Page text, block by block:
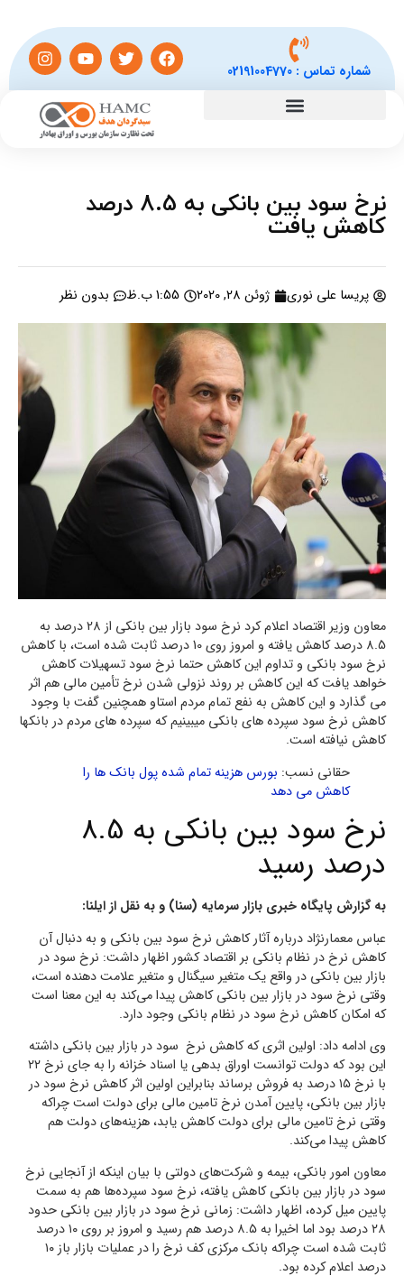
شماره تماس :02191004770
نرخ سود بین بانکی به 8.5 درصد
کاهش یافت
پریسا علی نوری ژوئن 28, 2020 1:55 ب.ظ بدون نظر
معاون وزیر اقتصاد اعلام کرد نرخ سود بازار بین بانکی از 28 درصد به
8.5 درصد کاهش یافته و امروز روی 10 درصد ثابت شده است، با کاهش
نرخ سود بانکی و تداوم این کاهش حتما نرخ سود تسهیلات کاهش
خواهد یافت که این کاهش بر روند نزولی شدن نرخ تأمین مالی هم اثر
می گذارد و این کاهش به نفع تمام مردم استاو همچنین گفت با وجود
کاهش نرخ سود سپرده های بانکی میبینیم که سپرده های مردم در بانکها
کاهش نیافته است.
حقانی نسب: بورس هزینه تمام شده پول بانک ها را
کاهش می دهد
نرخ سود بین بانکی به 8.5
درصد رسید
به گزارش پایگاه خبری بازار سرمایه (سنا) و به نقل از ایلنا:
عباس معمارنژاد درباره آثار کاهش نرخ سود بین بانکی و به دنبال آن
کاهش نرخ در نظام بانکی بر اقتصاد کشور اظهار داشت: نرخ سود در
بازار بین بانکی در واقع یک متغیر سیگنال و متغیر علامت دهنده است،
وقتی نرخ سود در بازار بین بانکی کاهش پیدا می‌کند به این معنا است
که امکان کاهش نرخ سود در نظام بانکی وجود دارد.
وی ادامه داد: اولین اثری که کاهش نرخ سود در بازار بین بانکی داشته
این بود که دولت توانست اوراق بدهی یا اسناد خزانه را به جای نرخ ۲۲
با نرخ ۱۵ درصد به فروش برساند بنابراین اولین اثر کاهش نرخ سود در
بازار بین بانکی، پایین آمدن نرخ تامین مالی برای دولت است چراکه
وقتی نرخ تامین مالی برای دولت کاهش یابد، هزینه‌های دولت هم
کاهش پیدا می‌کند.
معاون امور بانکی، بیمه و شرکت‌های دولتی با بیان اینکه از آنجایی نرخ
سود در بازار بین بانکی کاهش یافته، نرخ سود سپرده‌ها هم به سمت
پایین میل کرده، اظهار داشت: زمانی نرخ سود در بازار بین بانکی حدود
۲۸ درصد بود اما اخیرا به ۸.۵ درصد هم رسید و امروز بر روی ۱۰ درصد
ثابت شده است چراکه بانک مرکزی کف نرخ را در عملیات بازار باز ۱۰
درصد اعلام کرده بود.